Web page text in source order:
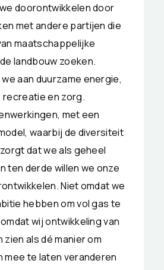
doorontwikkelen door
met andere partijen die
maatschappelijke
landbouw zoeken.
aan duurzame energie,
en zorg.
met een
waarbij de diversiteit
dat we als geheel
ten derde willen we onze
Niet omdat we
hebben om vol gas te
wij ontwikkeling van
als dé manier om
mee te laten veranderen